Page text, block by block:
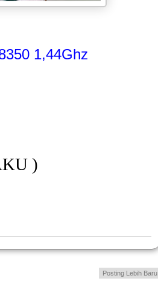
1,44Ghz
)
Posting Lebih Baru